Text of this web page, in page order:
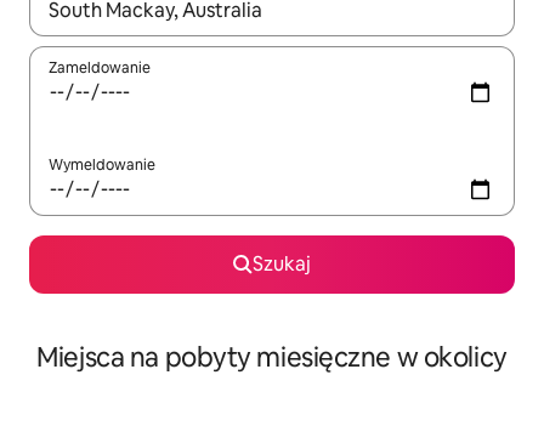
Gdy wyniki będą dostępne, możesz poruszać się po nich za
Zameldowanie
Wymeldowanie
Szukaj
Miejsca na pobyty miesięczne w okolicy